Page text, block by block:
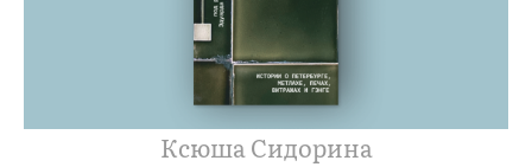
Ксюша Сидорина